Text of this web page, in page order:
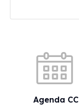
Agenda CC